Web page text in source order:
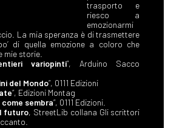
trasporto e
riesco a
emozionarmi
La mia speranza è di trasmettere
di quella emozione a coloro che
mie storie.
variopinti”, Arduino Sacco
del Mondo”, 0111 Edizioni
”, Edizioni Montag
sembra”, 0111 Edizioni.
futuro, StreetLib collana Gli scrittori